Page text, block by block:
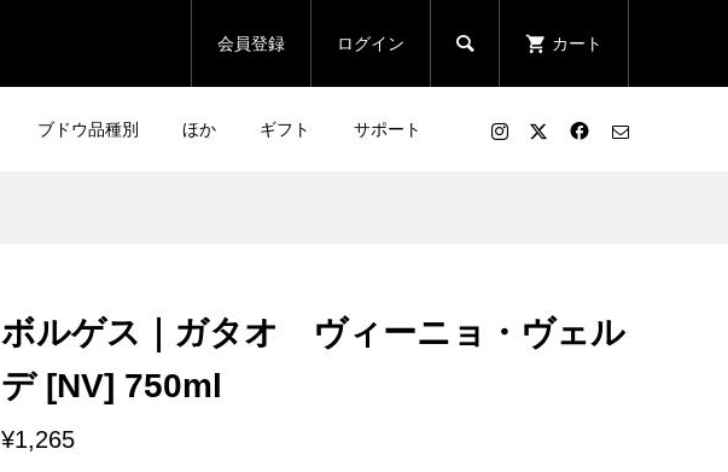
会員登録 ログイン  カート
ブドウ品種別 ほか ギフト サポート
ボルゲス｜ガタオ ヴィーニョ・ヴェル
デ [NV] 750ml
¥1,265